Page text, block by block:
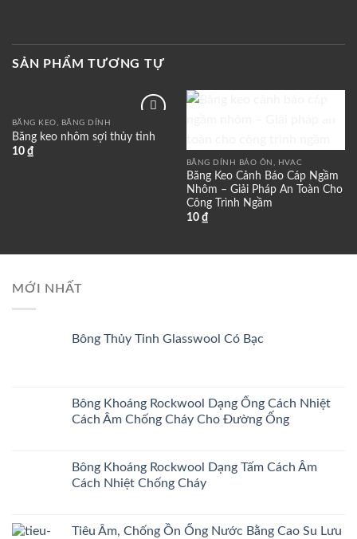
SẢN PHẨM TƯƠNG TỰ
Add to
wishlist
BĂNG KEO, BĂNG DÍNH
Băng keo nhôm sợi thủy tinh
10 ₫
BĂNG DÍNH BẢO ÔN, HVAC
Băng Keo Cảnh Báo Cáp Ngầm
Nhôm – Giải Pháp An Toàn Cho
Công Trình Ngầm
10 ₫
MỚI NHẤT
Bông Thủy Tinh Glasswool Có Bạc
Bông Khoáng Rockwool Dạng Ống Cách Nhiệt
Cách Âm Chống Cháy Cho Đường Ống
Bông Khoáng Rockwool Dạng Tấm Cách Âm
Cách Nhiệt Chống Cháy
Tiêu Âm, Chống Ồn Ống Nước Bằng Cao Su Lưu